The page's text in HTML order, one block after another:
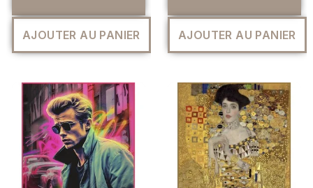
AJOUTER AU PANIER AJOUTER AU PANIER